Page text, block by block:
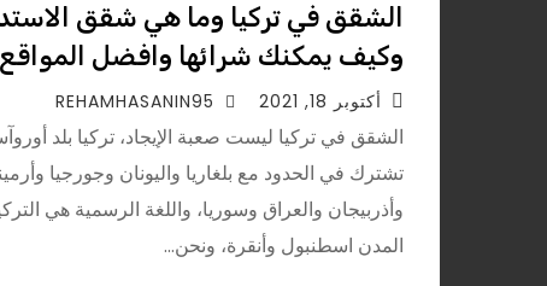
الشقق في تركيا وما هي شقق
وكيف يمكنك شرائها وافضل المواقع
أكتوبر 18, 2021
الشقق في تركيا ليست صعبة الإيجاد، تركيا بلد
تشترك في الحدود مع بلغاريا واليونان وجورجيا
وأذربيجان والعراق وسوريا، واللغة الرسمية هي
المدن اسطنبول وأنقرة، ونحن…